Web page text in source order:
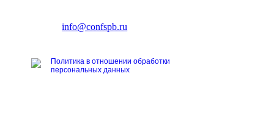
E-mail:info@confspb.ru
Политика в отношении обработки
персональных данных